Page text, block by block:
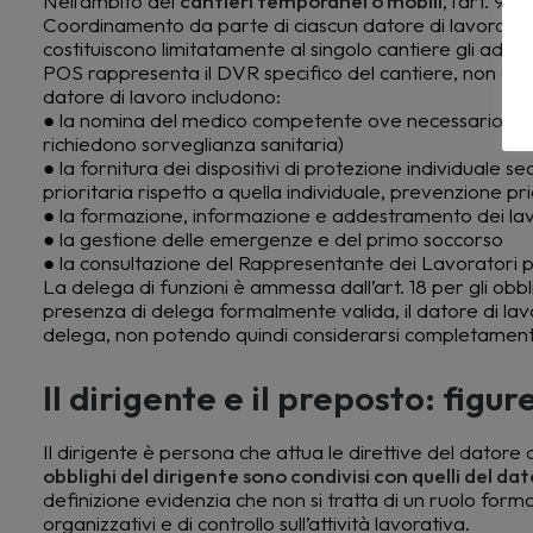
Coordinamento da parte di ciascun datore di lavoro
costituiscono limitatamente al singolo cantiere gli
POS rappresenta il DVR specifico del cantiere, non
datore di lavoro includono:
● la nomina del medico competente ove necessario
richiedono sorveglianza sanitaria)
● la fornitura dei dispositivi di protezione individuale
prioritaria rispetto a quella individuale, prevenzione
● la formazione, informazione e addestramento dei
● la gestione delle emergenze e del primo soccorso
● la consultazione del Rappresentante dei Lavoratori
La delega di funzioni è ammessa dall’art. 18 per gli
presenza di delega formalmente valida, il datore di
delega, non potendo quindi considerarsi
Il dirigente e il preposto:
Il dirigente è persona che attua le direttive del datore
obblighi del dirigente sono condivisi con quelli del
definizione evidenzia che non si tratta di un ruolo
organizzativi e di controllo sull’attività lavorativa.